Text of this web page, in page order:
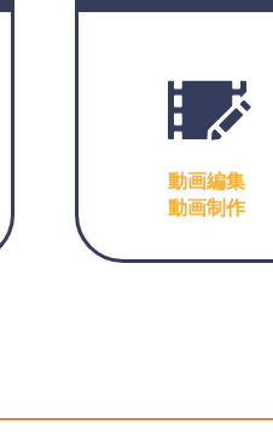
動画編集
動画制作